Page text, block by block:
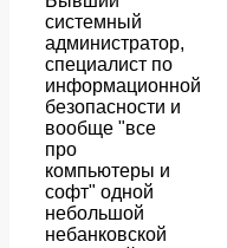
системный
администратор,
специалист по
информационной
безопасности и
вообще "все
про
компьютеры и
софт" одной
небольшой
небанковской